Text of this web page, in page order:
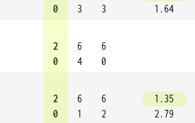
0
3
3
1.64
2
0
6
4
6
0
2
0
6
1
6
2
1.35
2.79